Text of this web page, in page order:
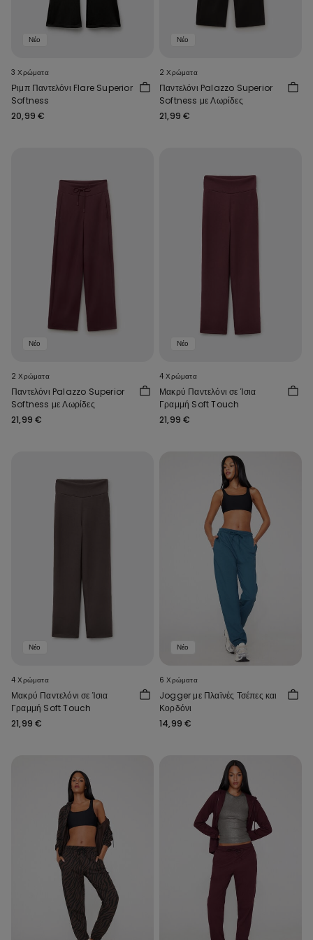
Νέο
3 Χρώματα
Ριμπ Παντελόνι Flare Superior
Softness
20,99 €
Νέο
2 Χρώματα
Παντελόνι Palazzo Superior
Softness με Λωρίδες
21,99 €
Νέο
2 Χρώματα
Παντελόνι Palazzo Superior
Softness με Λωρίδες
21,99 €
Νέο
4 Χρώματα
Μακρύ Παντελόνι σε Ίσια
Γραμμή Soft Touch
21,99 €
Νέο
4 Χρώματα
Μακρύ Παντελόνι σε Ίσια
Γραμμή Soft Touch
21,99 €
Νέο
6 Χρώματα
Jogger με Πλαϊνές Τσέπες και
Κορδόνι
14,99 €